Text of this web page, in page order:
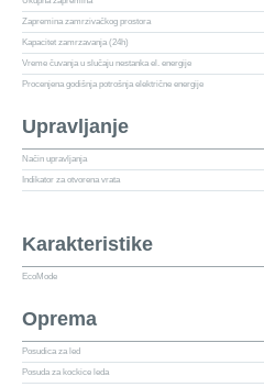
Zapremina zamrzivačkog prostora
Kapacitet zamrzavanja (24h)
Vreme čuvanja u slučaju nestanka el. energije
Procenjena godišnja potrošnja električne energije
Upravljanje
Način upravljanja
Indikator za otvorena vrata
Karakteristike
EcoMode
Oprema
Posudica za led
Posuda za kockice leda